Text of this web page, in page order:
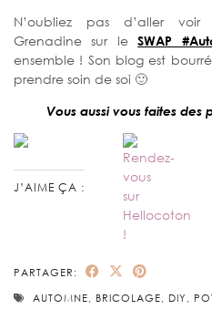
N’oubliez pas d’aller voir
Grenadine sur leSWAP
ensemble ! Son blog est
prendre soin de soi 🙂
Vous aussi vous faites des
J’AIME ÇA :
PARTAGER:
AUTOMNE BRICOLAGE DIY